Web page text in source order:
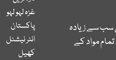
سب سے زیادہ
مواد کے
غزہ لہو لہو
پاکستان
انٹر نیشنل
کھیل